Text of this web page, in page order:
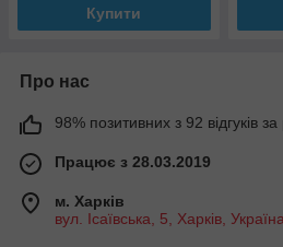
Купити
Про нас
98% позитивних з 92 відгуків за
Працює з 28.03.2019
м. Харків
вул. Ісаївська, 5, Харків, Україна